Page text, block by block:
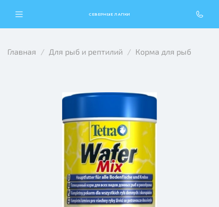
СЕВЕРНЫЕ ЛАПКИ
Главная Для рыб и рептилий Корма для рыб